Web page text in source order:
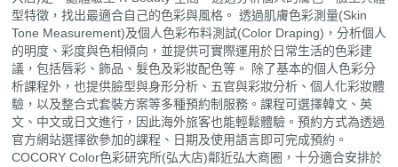
型特徵，找出最適合自己的色彩與風格。 透過肌膚色彩測量(Skin
Tone Measurement)及個人色彩布料測試(Color Draping)，分析個人
的明度、彩度與色相傾向，並提供可實際運用於日常生活的色彩建
議，包括唇彩、飾品、髮色及彩妝配色等。 除了基本的個人色彩分
析課程外，也提供臉型與身形分析、五官與彩妝分析、個人化彩妝體
驗，以及整合式套裝方案等多種預約制服務。課程可選擇韓文、英
文、中文或日文進行，因此海外旅客也能輕鬆體驗。預約方式為透過
官方網站選擇欲參加的課程、日期及使用語言即可完成預約。
COCORY Color色彩研究所(弘大店)鄰近弘大商圈，十分適合安排於